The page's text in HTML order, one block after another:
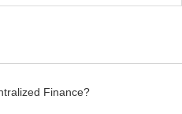
Finance?